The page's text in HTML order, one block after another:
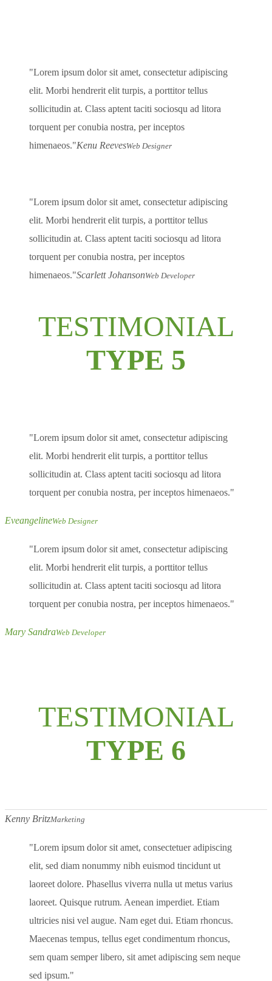
Lorem ipsum dolor sit amet, consectetur adipiscing
elit. Morbi hendrerit elit turpis, a porttitor tellus
sollicitudin at. Class aptent taciti sociosqu ad litora
torquent per conubia nostra, per inceptos
himenaeos. Kenu ReevesWeb Designer
Lorem ipsum dolor sit amet, consectetur adipiscing
elit. Morbi hendrerit elit turpis, a porttitor tellus
sollicitudin at. Class aptent taciti sociosqu ad litora
torquent per conubia nostra, per inceptos
himenaeos. Scarlett JohansonWeb Developer
TESTIMONIAL
TYPE 5
Lorem ipsum dolor sit amet, consectetur adipiscing
elit. Morbi hendrerit elit turpis, a porttitor tellus
sollicitudin at. Class aptent taciti sociosqu ad litora
torquent per conubia nostra, per inceptos himenaeos.
EveangelineWeb Designer
Lorem ipsum dolor sit amet, consectetur adipiscing
elit. Morbi hendrerit elit turpis, a porttitor tellus
sollicitudin at. Class aptent taciti sociosqu ad litora
torquent per conubia nostra, per inceptos himenaeos.
Mary SandraWeb Developer
TESTIMONIAL
TYPE 6
Kenny BritzMarketing
Lorem ipsum dolor sit amet, consectetuer adipiscing
elit, sed diam nonummy nibh euismod tincidunt ut
laoreet dolore. Phasellus viverra nulla ut metus varius
laoreet. Quisque rutrum. Aenean imperdiet. Etiam
ultricies nisi vel augue. Nam eget dui. Etiam rhoncus.
Maecenas tempus, tellus eget condimentum rhoncus,
sem quam semper libero, sit amet adipiscing sem neque
sed ipsum.